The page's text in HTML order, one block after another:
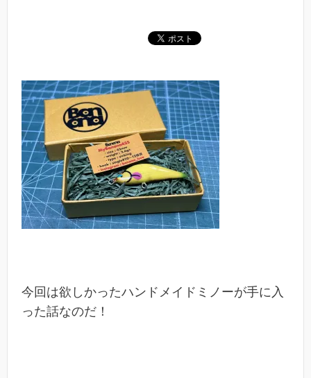
今回は欲しかったハンドメイドミノーが手に入
った話なのだ！